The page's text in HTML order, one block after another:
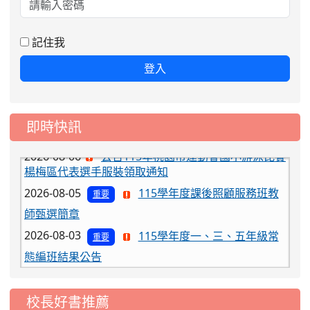
記住我
登入
即時快訊
2026-08-06
公告115年桃園市運動會國小游泳比賽
楊梅區代表選手服裝領取通知
2026-08-05
重要
115學年度課後照顧服務班教
師甄選簡章
2026-08-03
態編班結果公告
2026-07-31
公告
2026-07-17
公告
校長好書推薦